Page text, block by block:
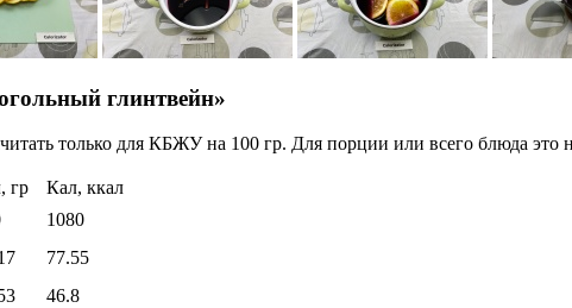
глинтвейн»
только для КБЖУ на 100 гр. Для порции или всего блюда это
гр
Кал, ккал
1080
77.55
46.8